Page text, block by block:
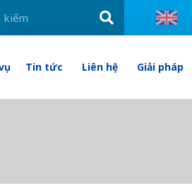
Tin tức Liên hệ Giải pháp